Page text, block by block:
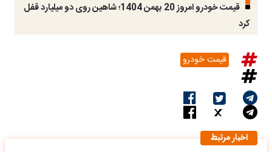
قیمت خودرو امروز 20 بهمن 1404؛ شاهین روی دو میلیارد قفل
کرد
قیمت خودرو
اخبار مرتبط